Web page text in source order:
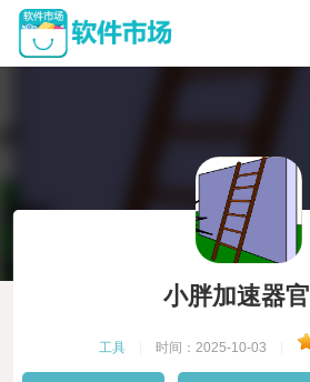
小胖加速器
工具 时间：2025-10-03